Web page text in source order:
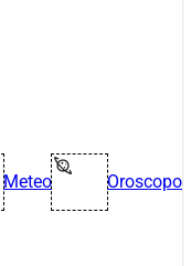
Meteo Oroscopo